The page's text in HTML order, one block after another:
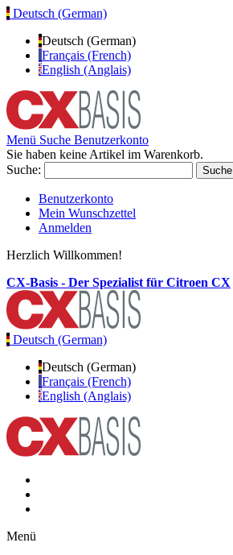
Deutsch (German)
Deutsch (German)
Français (French)
English (Anglais)
Menü Suche Benutzerkonto
Sie haben keine Artikel im Warenkorb.
Suche:
Suche
Benutzerkonto
Mein Wunschzettel
Anmelden
Herzlich Willkommen!
CX-Basis - Der Spezialist für Citroen CX
Deutsch (German)
Deutsch (German)
Français (French)
English (Anglais)
Menü